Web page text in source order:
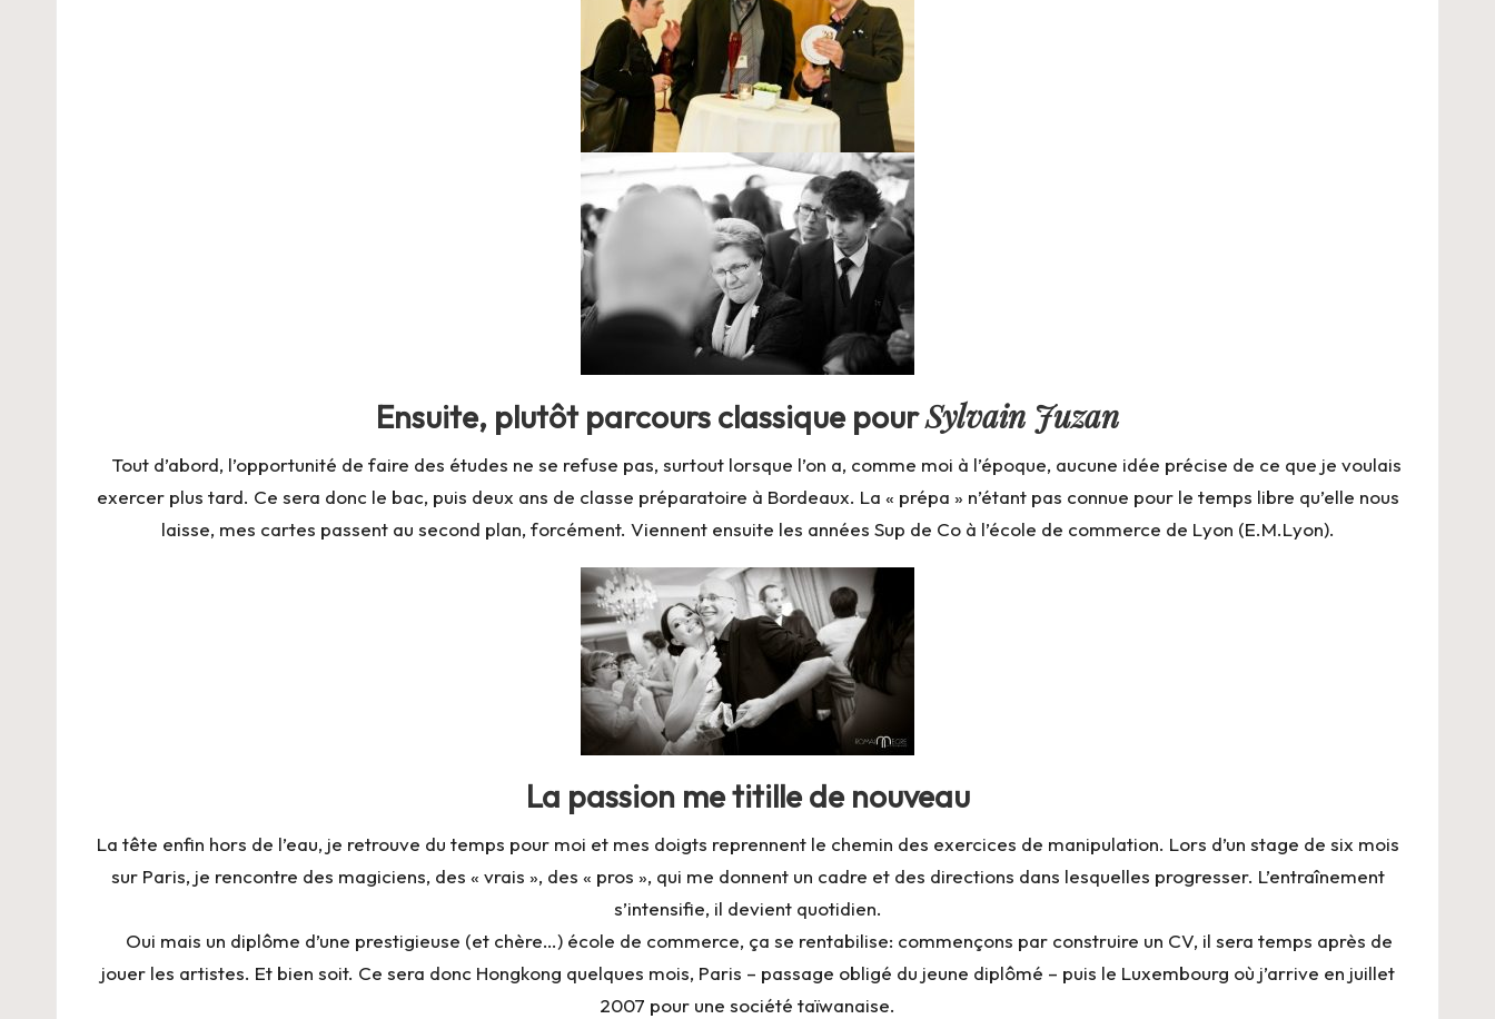
Ensuite, plutôt parcours classique pourSylvain Juzan
Tout d’abord, l’opportunité de faire des études ne se refuse pas, surtout lorsque l’on a, comme moi à l’époque, aucune idée précise de ce que je voulais
exercer plus tard. Ce sera donc le bac, puis deux ans de classe préparatoire à Bordeaux. La « prépa » n’étant pas connue pour le temps libre qu’elle nous
laisse, mes cartes passent au second plan, forcément. Viennent ensuite les années Sup de Co à l’école de commerce de Lyon (E.M.Lyon).
La passion me titille de nouveau
La tête enfin hors de l’eau, je retrouve du temps pour moi et mes doigts reprennent le chemin des exercices de manipulation. Lors d’un stage de six mois
sur Paris, je rencontre des magiciens, des « vrais », des « pros », qui me donnent un cadre et des directions dans lesquelles progresser. L’entraînement
s’intensifie, il devient quotidien.
Oui mais un diplôme d’une prestigieuse (et chère…) école de commerce, ça se rentabilise: commençons par construire un CV, il sera temps après de
jouer les artistes. Et bien soit. Ce sera donc Hongkong quelques mois, Paris – passage obligé du jeune diplômé – puis le Luxembourg où j’arrive en juillet
2007 pour une société taïwanaise.